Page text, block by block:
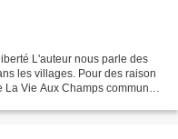
L'auteur nous parle des
les villages. Pour des raison
Vie Aux Champs communes